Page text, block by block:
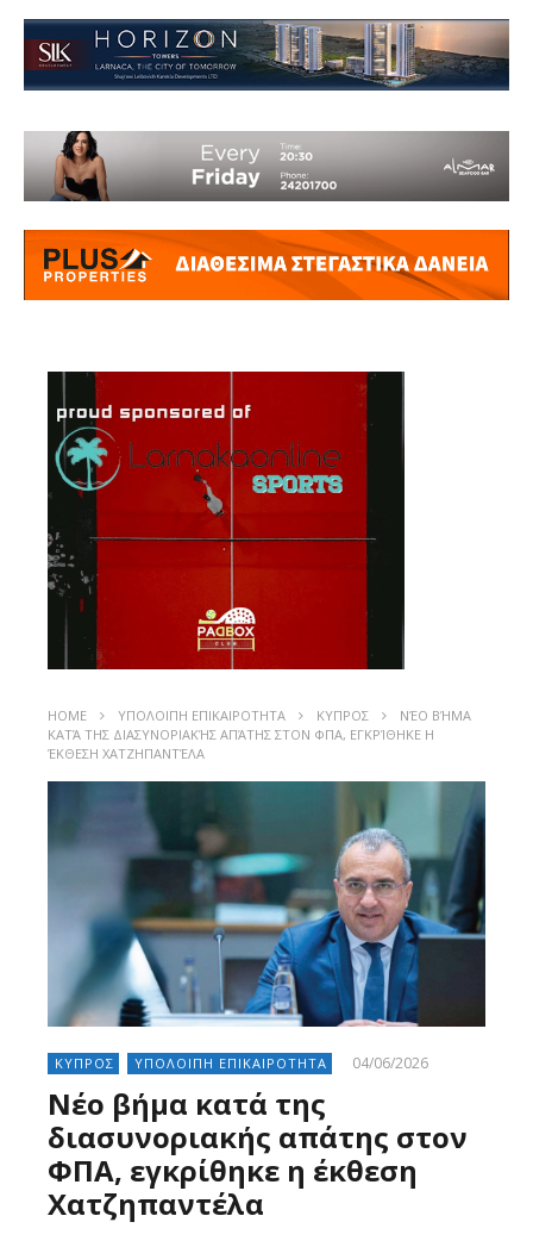
HOME ΥΠΟΛΟΙΠΗ ΕΠΙΚΑΙΡΟΤΗΤΑ ΚΥΠΡΟΣ
ΝΈΟ ΒΉΜΑ
ΚΑΤΆ ΤΗΣ ΔΙΑΣΥΝΟΡΙΑΚΉΣ ΑΠΆΤΗΣ ΣΤΟΝ ΦΠΑ, ΕΓΚΡΊΘΗΚΕ Η
ΈΚΘΕΣΗ ΧΑΤΖΗΠΑΝΤΈΛΑ
ΚΥΠΡΟΣ ΥΠΟΛΟΙΠΗ ΕΠΙΚΑΙΡΟΤΗΤΑ 04/06/2026
Νέο βήμα κατά της
διασυνοριακής απάτης στον
ΦΠΑ, εγκρίθηκε η έκθεση
Χατζηπαντέλα